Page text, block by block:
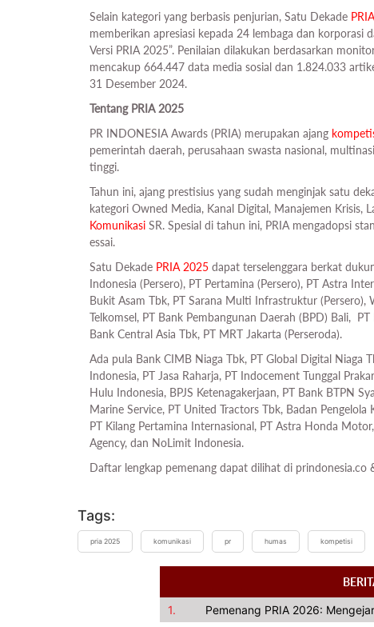
Selain kategori yang berbasis penjurian, Satu Dekade
memberikan apresiasi kepada 24 lembaga dan korporasi
Versi PRIA 2025”. Penilaian dilakukan berdasarkan
mencakup 664.447 data media sosial dan 1.824.033
31 Desember 2024.
Tentang PRIA 2025
PR INDONESIA Awards (PRIA) merupakan ajang
pemerintah daerah, perusahaan swasta nasional,
tinggi.
Tahun ini, ajang prestisius yang sudah menginjak satu
kategori Owned Media, Kanal Digital, Manajemen Krisis,
Komunikasi SR. Spesial di tahun ini, PRIA mengadopsi
essai.
Satu Dekade PRIA 2025 dapat terselenggara berkat
Indonesia (Persero), PT Pertamina (Persero), PT Astra
Bukit Asam Tbk, PT Sarana Multi Infrastruktur
Telkomsel, PT Bank Pembangunan Daerah (BPD) Bali,
Bank Central Asia Tbk, PT MRT Jakarta (Perseroda).
Ada pula Bank CIMB Niaga Tbk, PT Global Digital Niaga
Indonesia, PT Jasa Raharja, PT Indocement Tunggal
Hulu Indonesia, BPJS Ketenagakerjaan, PT Bank BTPN
Marine Service, PT United Tractors Tbk, Badan
PT Kilang Pertamina Internasional, PT Astra Honda
Agency, dan NoLimit Indonesia.
Daftar lengkap pemenang dapat dilihat di
Tags:
pria 2025 komunikasi pr humas kompetisi
1.
Pemenang PRIA 2026: